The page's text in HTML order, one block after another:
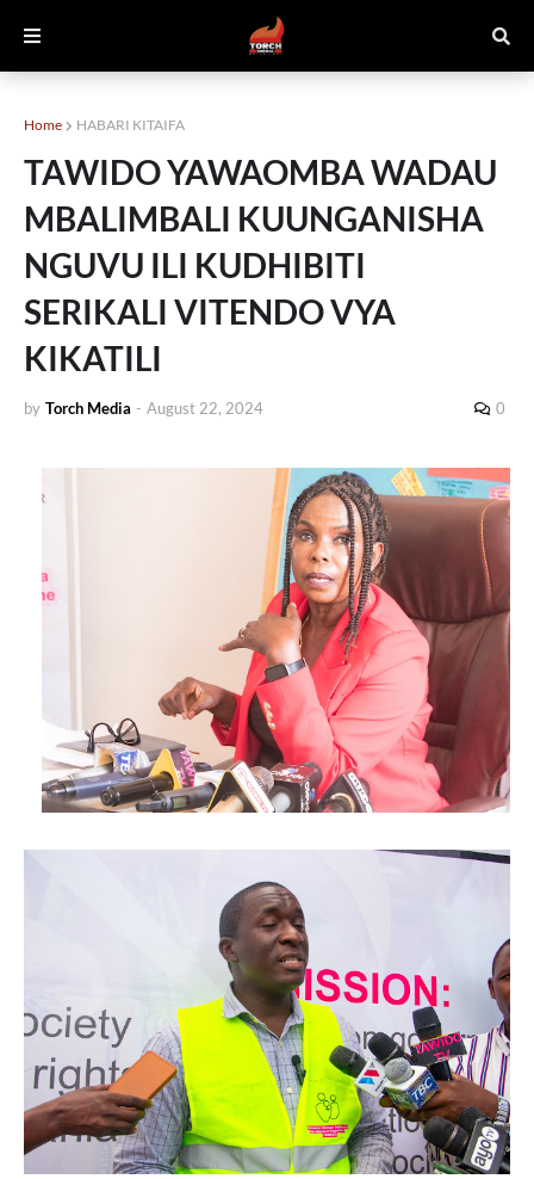
Home HABARI KITAIFA
TAWIDO YAWAOMBA WADAU
MBALIMBALI KUUNGANISHA
NGUVU ILI KUDHIBITI
SERIKALI VITENDO VYA
KIKATILI
by Torch Media - August 22, 2024 0